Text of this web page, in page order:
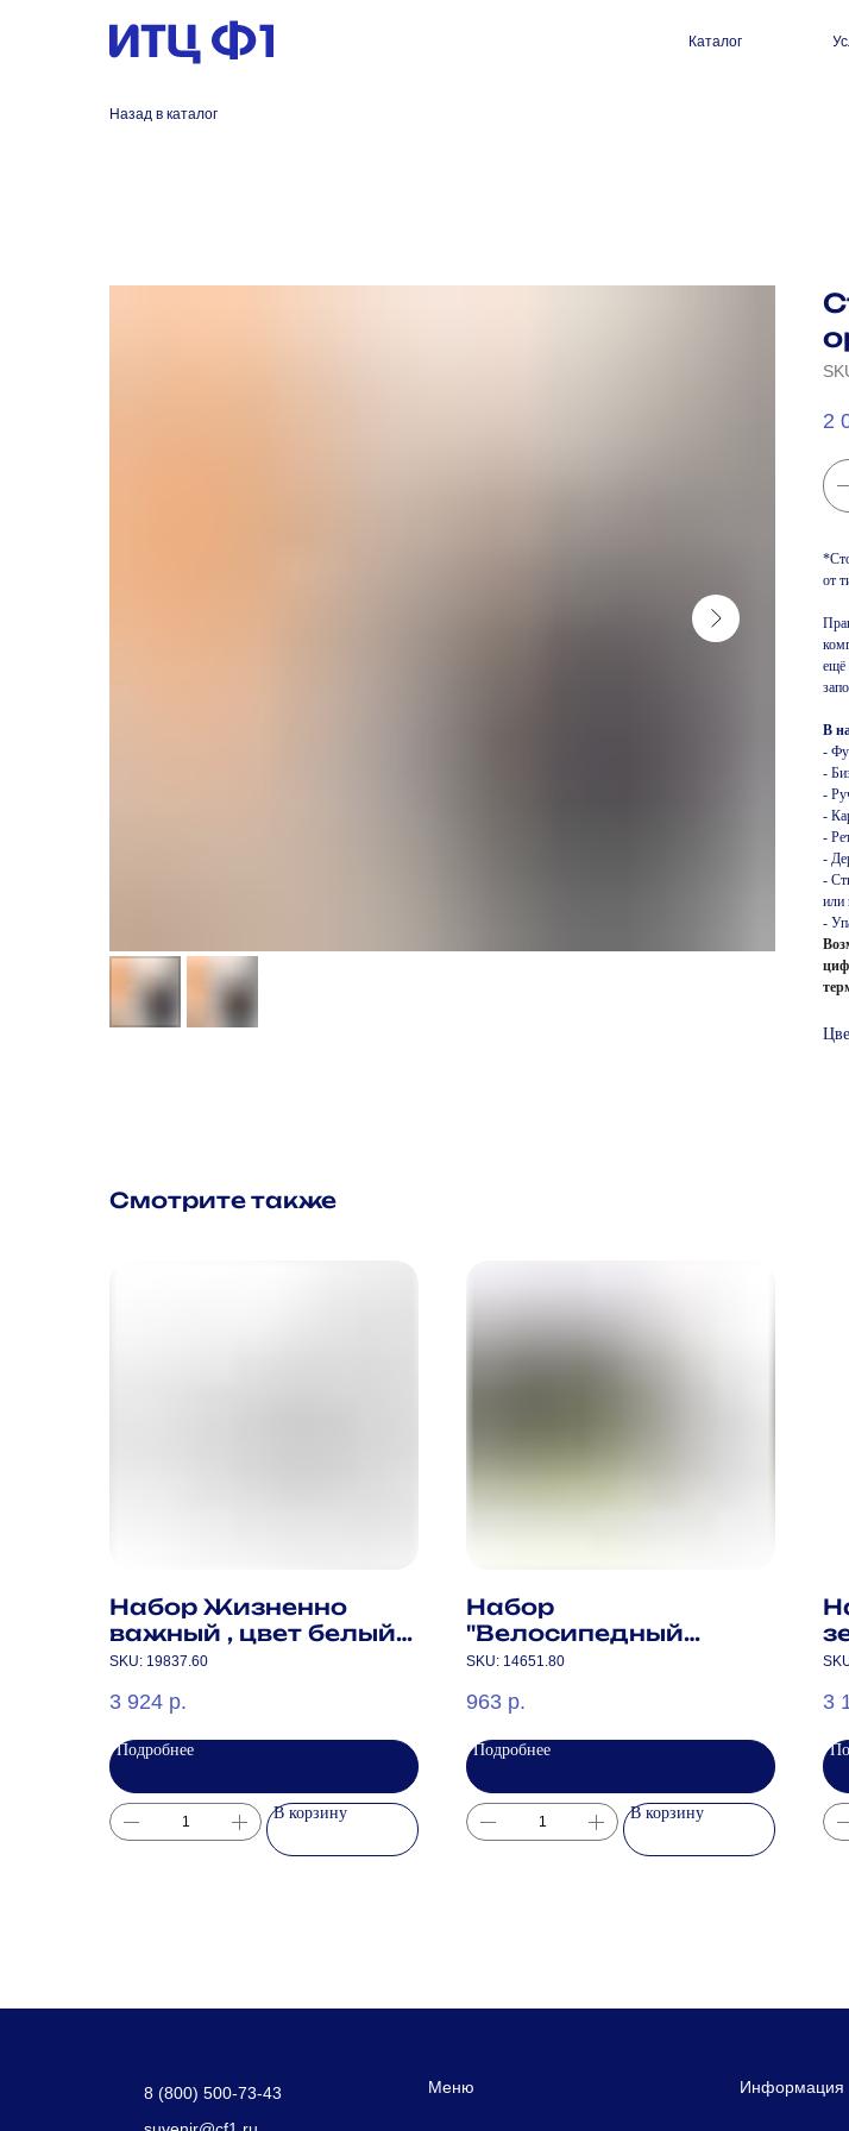
Каталог
Назад в каталог
2
от
ещё
В
-
-
-
-
-
-
-
или
-
Смотрите также
Набор Жизненно
важный , цвет белый
(термобутылка, плед,
SKU: 19837.60
3 924 р.
Подробнее
В корзину
Набор
"Велосипедный
набор", малый,
SKU: 14651.80
963 р.
Подробнее
В корзину
3
Меню
8 (800) 500-73-43
Информация